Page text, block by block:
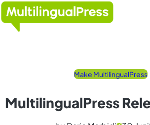
Zum
Inhalt
springen
Startseite
Make MultilingualPress
MultilingualPress